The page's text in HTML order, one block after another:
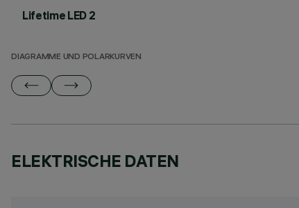
Lifetime LED 2
DIAGRAMME UND POLARKURVEN
ELEKTRISCHE DATEN